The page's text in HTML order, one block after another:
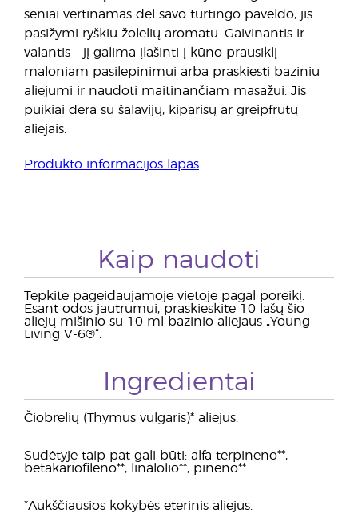
seniai vertinamas dėl savo turtingo paveldo, jis
pasižymi ryškiu žolelių aromatu. Gaivinantis ir
valantis – jį galima įlašinti į kūno prausiklį
maloniam pasilepinimui arba praskiesti baziniu
aliejumi ir naudoti maitinančiam masažui. Jis
puikiai dera su šalavijų, kiparisų ar greipfrutų
aliejais.
Produkto informacijos lapas
Kaip naudoti
Tepkite pageidaujamoje vietoje pagal poreikį.
Esant odos jautrumui, praskieskite 10 lašų šio
aliejų mišinio su 10 ml bazinio aliejaus „Young
Living V-6®“.
Ingredientai
Čiobrelių (Thymus vulgaris)* aliejus.
Sudėtyje taip pat gali būti: alfa terpineno**,
betakariofileno**, linalolio**, pineno**.
*Aukščiausios kokybės eterinis aliejus.